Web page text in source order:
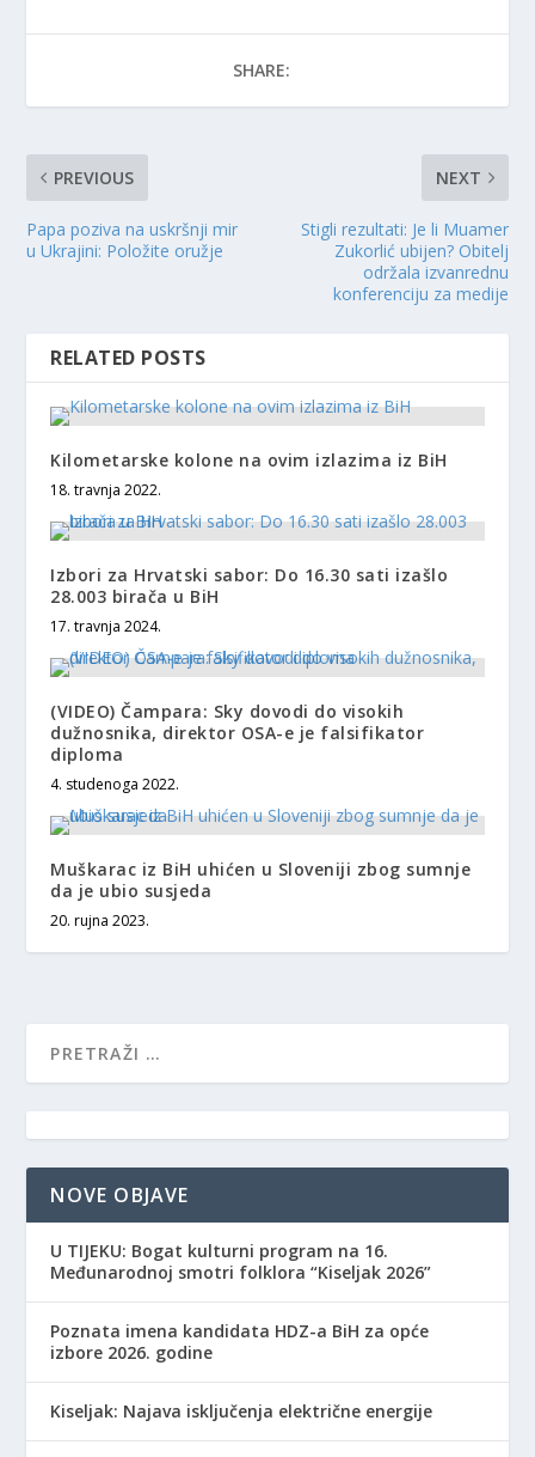
SHARE:
PREVIOUS
Papa poziva na uskršnji mir
u Ukrajini: Položite oružje
NEXT
Stigli rezultati: Je li Muamer
Zukorlić ubijen? Obitelj
održala izvanrednu
konferenciju za medije
RELATED POSTS
Kilometarske kolone na ovim izlazima iz BiH
18. travnja 2022.
Izbori za Hrvatski sabor: Do 16.30 sati izašlo
28.003 birača u BiH
17. travnja 2024.
(VIDEO) Čampara: Sky dovodi do visokih
dužnosnika, direktor OSA-e je falsifikator
diploma
4. studenoga 2022.
Muškarac iz BiH uhićen u Sloveniji zbog sumnje
da je ubio susjeda
20. rujna 2023.
NOVE OBJAVE
​U TIJEKU: Bogat kulturni program na 16.
Međunarodnoj smotri folklora “Kiseljak 2026”
Poznata imena kandidata HDZ-a BiH za opće
izbore 2026. godine
Kiseljak: Najava isključenja električne energije